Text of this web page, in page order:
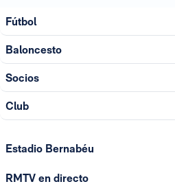
Fútbol
Baloncesto
Socios
Club
Estadio Bernabéu
RMTV en directo